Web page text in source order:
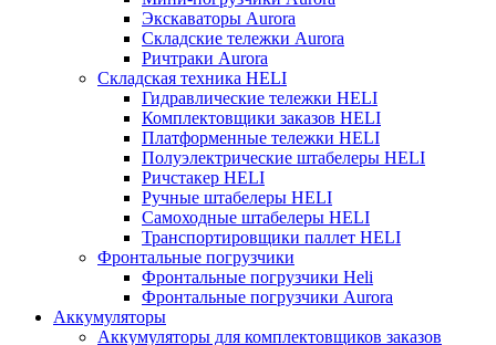
Экскаваторы Aurora
Складские тележки Aurora
Ричтраки Aurora
Складская техника HELI
Гидравлические тележки HELI
Комплектовщики заказов HELI
Платформенные тележки HELI
Полуэлектрические штабелеры HELI
Ричстакер HELI
Ручные штабелеры HELI
Самоходные штабелеры HELI
Транспортировщики паллет HELI
Фронтальные погрузчики
Фронтальные погрузчики Heli
Фронтальные погрузчики Aurora
Аккумуляторы
Аккумуляторы для комплектовщиков заказов